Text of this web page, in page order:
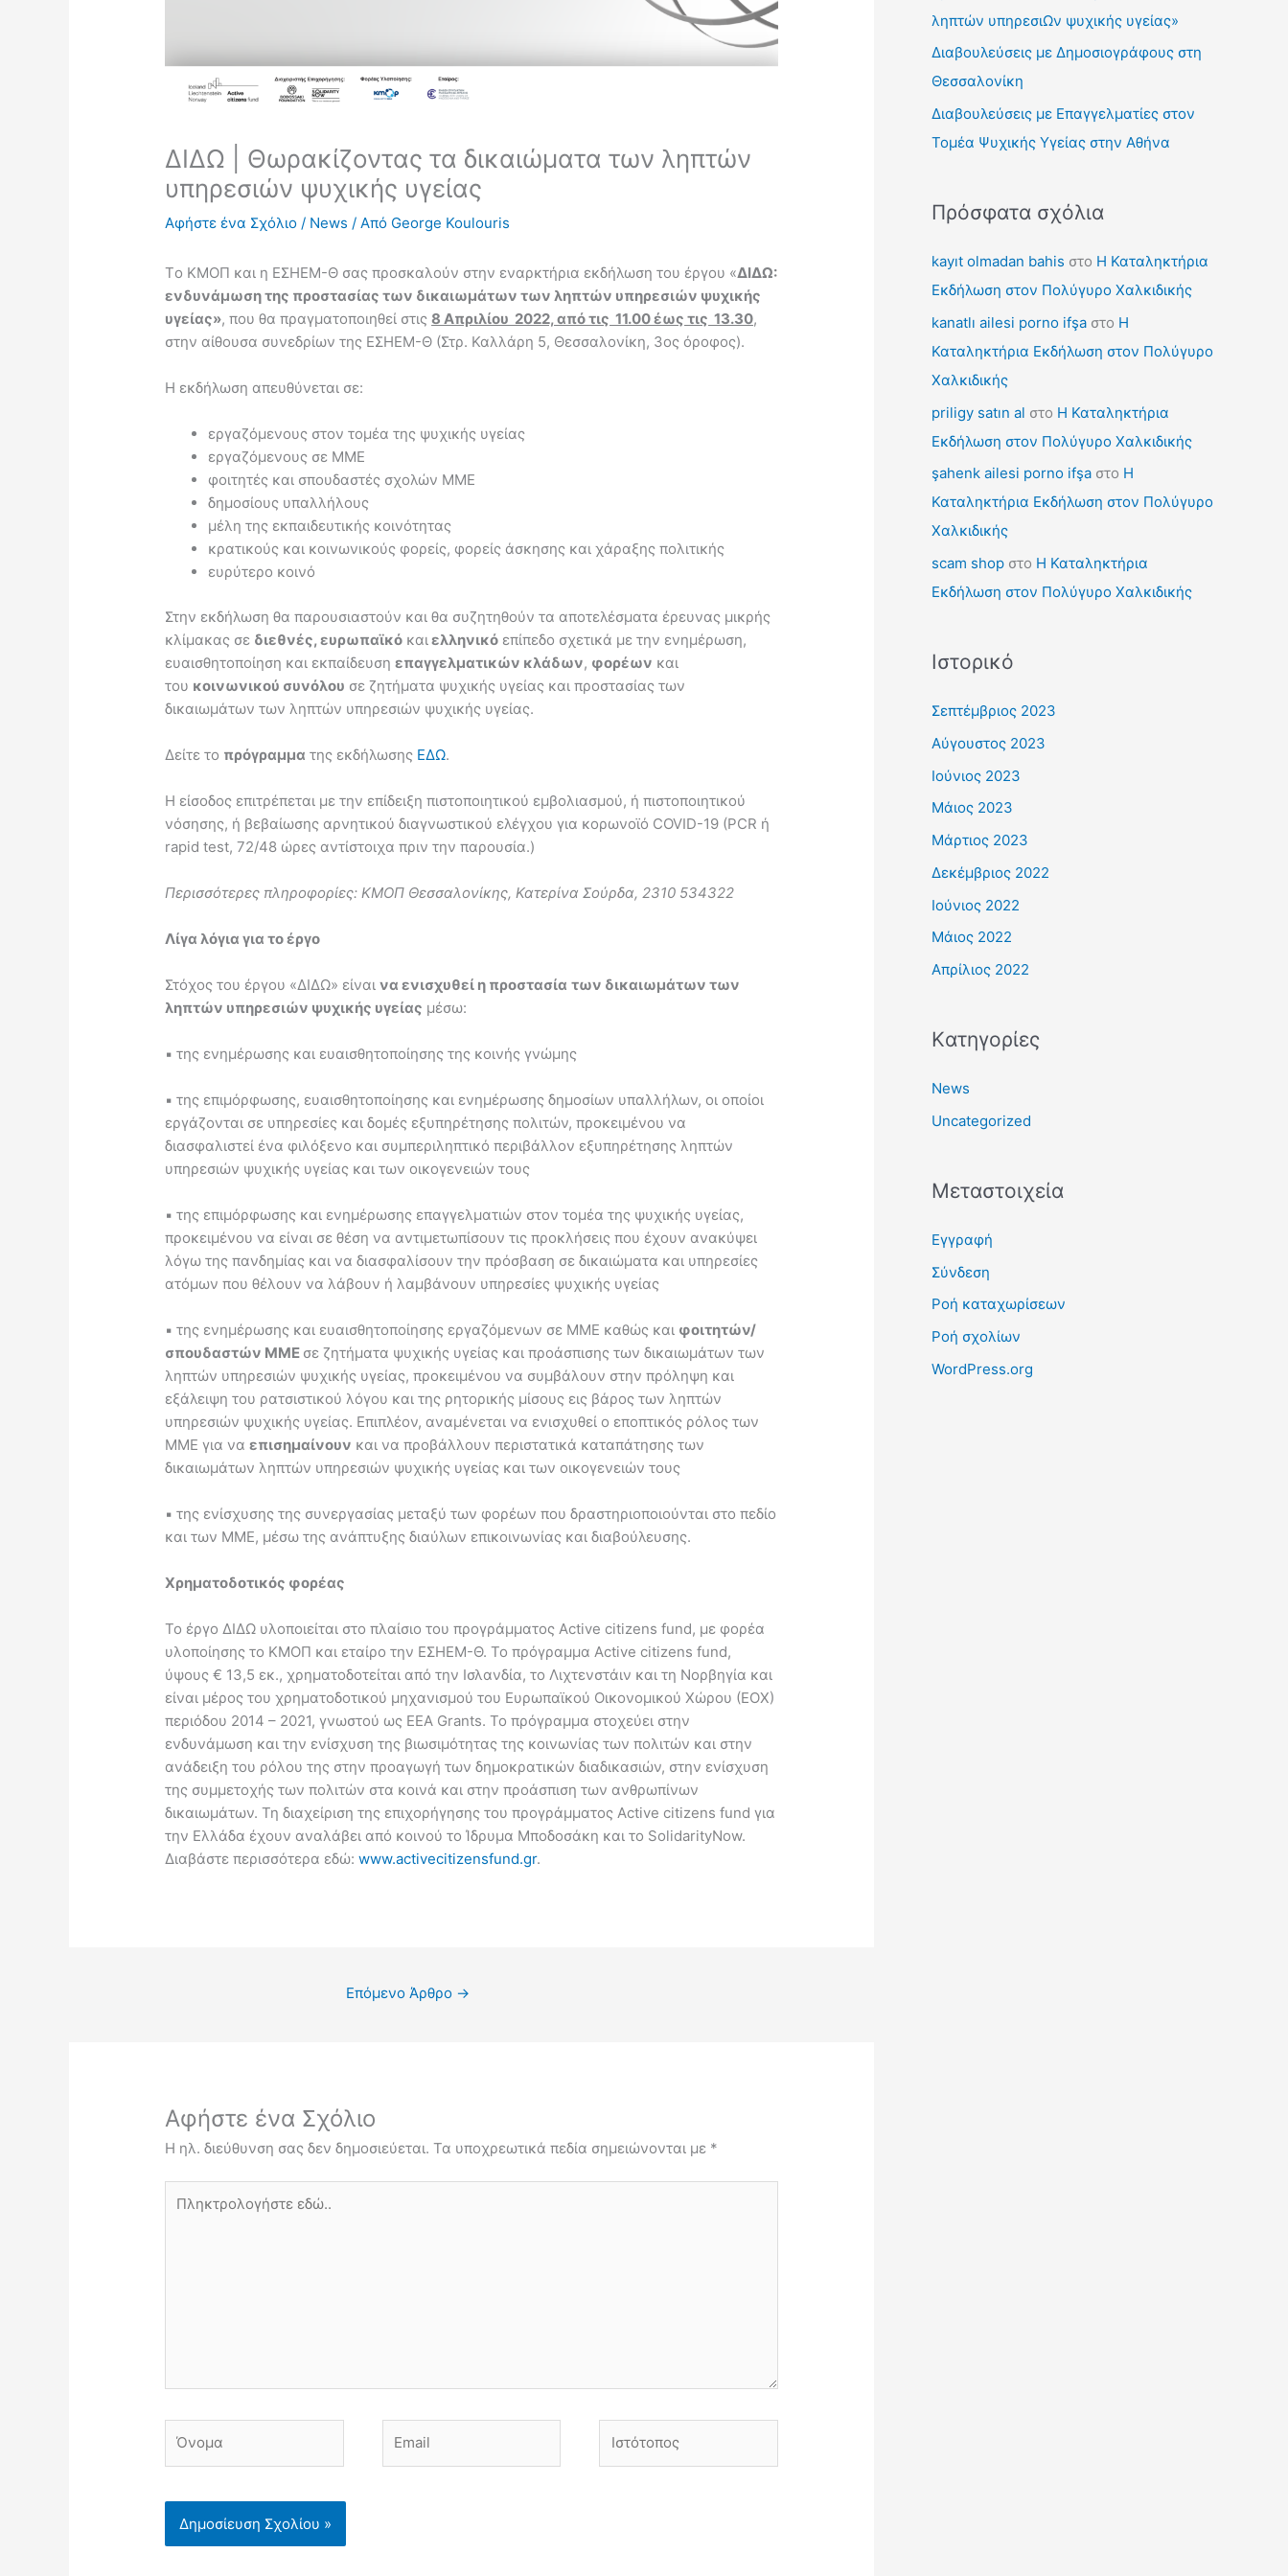
ΔΙΔΩ | Θωρακίζοντας τα δικαιώματα των ληπτών
υπηρεσιών ψυχικής υγείας
Αφήστε ένα Σχόλιο / News / Από George Koulouris
Tο ΚΜΟΠ και η ΕΣΗΕΜ-Θ σας προσκαλούν στην εναρκτήρια εκδήλωση του έργου «ΔΙΔΩ:
ενδυνάμωση της προστασίας των δικαιωμάτων των ληπτών υπηρεσιών ψυχικής
υγείας», που θα πραγματοποιηθεί στις 8 Απριλίου 2022, από τις 11.00 έως τις 13.30,
στην αίθουσα συνεδρίων της ΕΣΗΕΜ-Θ (Στρ. Καλλάρη 5, Θεσσαλονίκη, 3ος όροφος).
Η εκδήλωση απευθύνεται σε:
εργαζόμενους στον τομέα της ψυχικής υγείας
εργαζόμενους σε ΜΜΕ
φοιτητές και σπουδαστές σχολών ΜΜΕ
δημοσίους υπαλλήλους
μέλη της εκπαιδευτικής κοινότητας
κρατικούς και κοινωνικούς φορείς, φορείς άσκησης και χάραξης πολιτικής
ευρύτερο κοινό
Στην εκδήλωση θα παρουσιαστούν και θα συζητηθούν τα αποτελέσματα έρευνας μικρής
κλίμακας σε διεθνές, ευρωπαϊκό και ελληνικό επίπεδο σχετικά με την ενημέρωση,
ευαισθητοποίηση και εκπαίδευσηεπαγγελματικών κλάδων, φορέων και
του κοινωνικού συνόλου σε ζητήματα ψυχικής υγείας και προστασίας των
δικαιωμάτων των ληπτών υπηρεσιών ψυχικής υγείας.
Δείτε το πρόγραμμα της εκδήλωσης ΕΔΩ.
H είσοδος επιτρέπεται με την επίδειξη πιστοποιητικού εμβολιασμού, ή πιστοποιητικού
νόσησης, ή βεβαίωσης αρνητικού διαγνωστικού ελέγχου για κορωνοϊό COVID-19 (PCR ή
rapid test, 72/48 ώρες αντίστοιχα πριν την παρουσία.)
Περισσότερες πληροφορίες: ΚΜΟΠ Θεσσαλονίκης, Κατερίνα Σούρδα, 2310 534322
Λίγα λόγια για το έργο
Στόχος του έργου «ΔΙΔΩ» είναινα ενισχυθεί η προστασία των δικαιωμάτων των
ληπτών υπηρεσιών ψυχικής υγείας μέσω:
▪ της ενημέρωσης και ευαισθητοποίησης της κοινής γνώμης
▪ της επιμόρφωσης, ευαισθητοποίησης και ενημέρωσης δημοσίων υπαλλήλων, οι οποίοι
εργάζονται σε υπηρεσίες και δομές εξυπηρέτησης πολιτών, προκειμένου να
διασφαλιστεί ένα φιλόξενο και συμπεριληπτικό περιβάλλον εξυπηρέτησης ληπτών
υπηρεσιών ψυχικής υγείας και των οικογενειών τους
▪ της επιμόρφωσης και ενημέρωσης επαγγελματιών στον τομέα της ψυχικής υγείας,
προκειμένου να είναι σε θέση να αντιμετωπίσουν τις προκλήσεις που έχουν ανακύψει
λόγω της πανδημίας και να διασφαλίσουν την πρόσβαση σε δικαιώματα και υπηρεσίες
ατόμων που θέλουν να λάβουν ή λαμβάνουν υπηρεσίες ψυχικής υγείας
▪ της ενημέρωσης και ευαισθητοποίησης εργαζόμενων σε ΜΜΕ καθώς και φοιτητών/
σπουδαστών ΜΜΕ σε ζητήματα ψυχικής υγείας και προάσπισης των δικαιωμάτων των
ληπτών υπηρεσιών ψυχικής υγείας, προκειμένου να συμβάλουν στην πρόληψη και
εξάλειψη του ρατσιστικού λόγου και της ρητορικής μίσους εις βάρος των ληπτών
υπηρεσιών ψυχικής υγείας. Επιπλέον, αναμένεται να ενισχυθεί ο εποπτικός ρόλος των
ΜΜΕ για ναεπισημαίνουν και να προβάλλουν περιστατικά καταπάτησης των
δικαιωμάτων ληπτών υπηρεσιών ψυχικής υγείας και των οικογενειών τους
▪ της ενίσχυσης της συνεργασίας μεταξύ των φορέων που δραστηριοποιούνται στο πεδίο
και των ΜΜΕ, μέσω της ανάπτυξης διαύλων επικοινωνίας και διαβούλευσης.
Χρηματοδοτικός φορέας
Το έργο ΔΙΔΩ υλοποιείται στο πλαίσιο του προγράμματος Active citizens fund, με φορέα
υλοποίησης το ΚΜΟΠ και εταίρο την ΕΣΗΕΜ-Θ. Το πρόγραμμα Active citizens fund,
ύψους € 13,5 εκ., χρηματοδοτείται από την Ισλανδία, το Λιχτενστάιν και τη Νορβηγία και
είναι μέρος του χρηματοδοτικού μηχανισμού του Ευρωπαϊκού Οικονομικού Χώρου (ΕΟΧ)
περιόδου 2014 – 2021, γνωστού ως EEA Grants. Το πρόγραμμα στοχεύει στην
ενδυνάμωση και την ενίσχυση της βιωσιμότητας της κοινωνίας των πολιτών και στην
ανάδειξη του ρόλου της στην προαγωγή των δημοκρατικών διαδικασιών, στην ενίσχυση
της συμμετοχής των πολιτών στα κοινά και στην προάσπιση των ανθρωπίνων
δικαιωμάτων. Τη διαχείριση της επιχορήγησης του προγράμματος Active citizens fund για
την Ελλάδα έχουν αναλάβει από κοινού το Ίδρυμα Μποδοσάκη και το SolidarityNow.
Διαβάστε περισσότερα εδώ:www.activecitizensfund.gr.
Επόμενο Άρθρο →
Αφήστε ένα Σχόλιο
Η ηλ. διεύθυνση σας δεν δημοσιεύεται. Τα υποχρεωτικά πεδία σημειώνονται με *
εδώ..
ι
α
:
ληπτών υπηρεσιΩν ψυχικής υγείας»
Διαβουλεύσεις με Δημοσιογράφους στη
Θεσσαλονίκη
Διαβουλεύσεις με Επαγγελματίες στον
Τομέα Ψυχικής Υγείας στην Αθήνα
Πρόσφατα σχόλια
kayıt olmadan bahis στο Η Καταληκτήρια
Εκδήλωση στον Πολύγυρο Χαλκιδικής
kanatlı ailesi porno ifşa στο Η
Καταληκτήρια Εκδήλωση στον Πολύγυρο
Χαλκιδικής
priligy satın al στο Η Καταληκτήρια
Εκδήλωση στον Πολύγυρο Χαλκιδικής
şahenk ailesi porno ifşa στο Η
Καταληκτήρια Εκδήλωση στον Πολύγυρο
Χαλκιδικής
scam shop στο Η Καταληκτήρια
Εκδήλωση στον Πολύγυρο Χαλκιδικής
Ιστορικό
Σεπτέμβριος 2023
Αύγουστος 2023
Ιούνιος 2023
Μάιος 2023
Μάρτιος 2023
Δεκέμβριος 2022
Ιούνιος 2022
Μάιος 2022
Απρίλιος 2022
Kατηγορίες
News
Uncategorized
Μεταστοιχεία
Εγγραφή
Σύνδεση
Ροή καταχωρίσεων
Ροή σχολίων
WordPress.org